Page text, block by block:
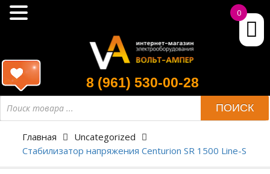
8 (961) 530-00-28
ПОИСК
Главная
Uncategorized
Стабилизатор напряжения Centurion SR 1500 Line-S
0